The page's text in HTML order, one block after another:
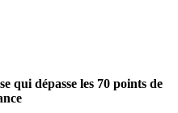
qui dépasse les 70 points de